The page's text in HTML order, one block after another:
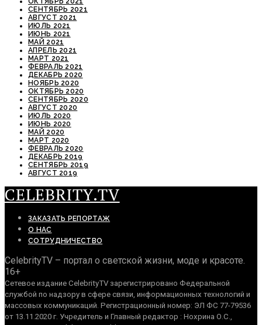
СЕНТЯБРЬ 2021
АВГУСТ 2021
ИЮЛЬ 2021
ИЮНЬ 2021
МАЙ 2021
АПРЕЛЬ 2021
МАРТ 2021
ФЕВРАЛЬ 2021
ДЕКАБРЬ 2020
НОЯБРЬ 2020
ОКТЯБРЬ 2020
СЕНТЯБРЬ 2020
АВГУСТ 2020
ИЮЛЬ 2020
ИЮНЬ 2020
МАЙ 2020
МАРТ 2020
ФЕВРАЛЬ 2020
ДЕКАБРЬ 2019
СЕНТЯБРЬ 2019
АВГУСТ 2019
CELEBRITY.TV
ЗАКАЗАТЬ РЕПОРТАЖ
О НАС
СОТРУДНИЧЕСТВО
CelebrityTV – портал о светской жизни, моде и красоте.
16+
Сетевое издание CelebrityTV зарегистрировано Федеральной
службой по надзору в сфере связи, информационных технологий и
массовых коммуникаций. Регистрационный номер: ЭЛ ФС 77-79536
от 13.11.2020 г. Учредитель и Главный редактор : Нохрина О.С.,